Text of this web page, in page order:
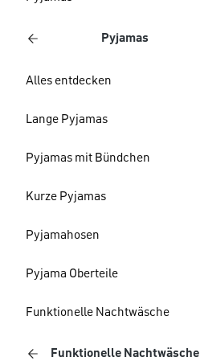
Pyjamas
Alles entdecken
Lange Pyjamas
Pyjamas mit Bündchen
Kurze Pyjamas
Pyjamahosen
Pyjama Oberteile
Funktionelle Nachtwäsche
Funktionelle Nachtwäsche